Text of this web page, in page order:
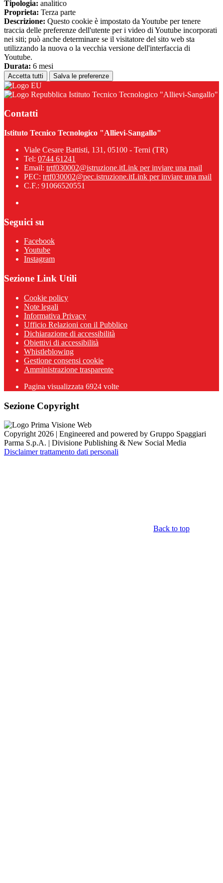
Tipologia: analitico
Proprieta: Terza parte
Descrizione: Questo cookie è impostato da Youtube per tenere
traccia delle preferenze dell'utente per i video di Youtube incorporati
nei siti; può anche determinare se il visitatore del sito web sta
utilizzando la nuova o la vecchia versione dell'interfaccia di
Youtube.
Durata: 6 mesi
Accetta tutti Salva le preferenze
Istituto Tecnico Tecnologico "Allievi-Sangallo"
Contatti
Istituto Tecnico Tecnologico "Allievi-Sangallo"
Viale Cesare Battisti, 131, 05100 - Terni (TR)
Tel: 0744 61241
Email: trtf030002@istruzione.itLink per inviare una mail
PEC: trtf030002@pec.istruzione.itLink per inviare una mail
C.F.: 91066520551
Seguici su
Facebook
Youtube
Instagram
Sezione Link Utili
Cookie policy
Note legali
Informativa Privacy
Ufficio Relazioni con il Pubblico
Dichiarazione di accessibilità
Obiettivi di accessibilità
Whistleblowing
Gestione consensi cookie
Amministrazione trasparente
Pagina visualizzata 6924 volte
Sezione Copyright
Copyright 2026 | Engineered and powered by Gruppo Spaggiari
Parma S.p.A. | Divisione Publishing & New Social Media
Disclaimer trattamento dati personali
Back to top